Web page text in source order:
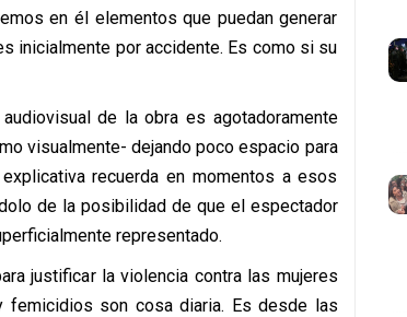
en él elementos que puedan generar
inicialmente por accidente. Es como si su
de la obra es agotadoramente
visualmente- dejando poco espacio para
recuerda en momentos a esos
de la posibilidad de que el espectador
representado.
justificar la violencia contra las mujeres
femicidios son cosa diaria. Es desde las